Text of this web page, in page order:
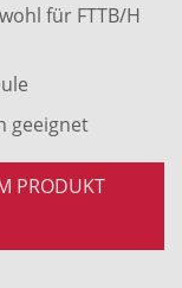
für FTTB/H
geeignet
PRODUKT